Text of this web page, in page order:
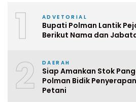
1 ADVETORIAL
Bupati Polman Lantik
Berikut Nama dan
2 DAERAH
Siap Amankan Stok
Polman Bidik
Petani